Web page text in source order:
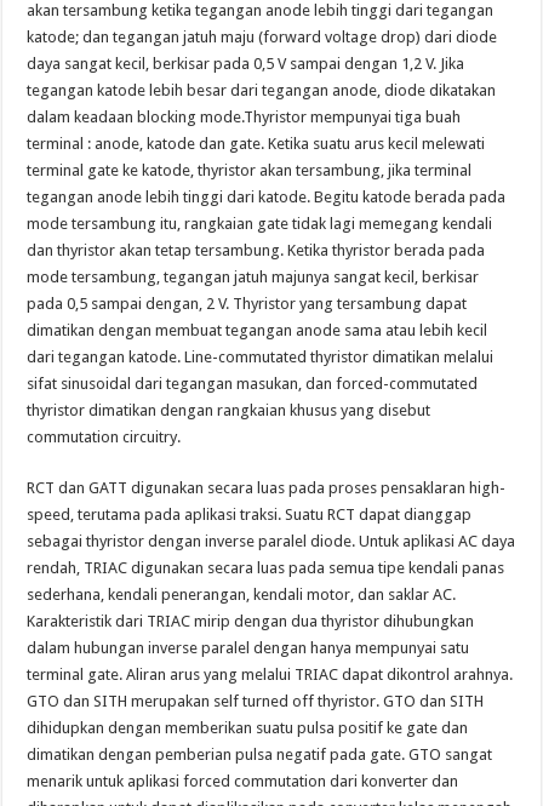
akan tersambung ketika tegangan anode lebih tinggi dari tegangan
katode; dan tegangan jatuh maju (forward voltage drop) dari diode
daya sangat kecil, berkisar pada 0,5 V sampai dengan 1,2 V. Jika
tegangan katode lebih besar dari tegangan anode, diode dikatakan
dalam keadaan blocking mode.Thyristor mempunyai tiga buah
terminal : anode, katode dan gate. Ketika suatu arus kecil melewati
terminal gate ke katode, thyristor akan tersambung, jika terminal
tegangan anode lebih tinggi dari katode. Begitu katode berada pada
mode tersambung itu, rangkaian gate tidak lagi memegang kendali
dan thyristor akan tetap tersambung. Ketika thyristor berada pada
mode tersambung, tegangan jatuh majunya sangat kecil, berkisar
pada 0,5 sampai dengan, 2 V. Thyristor yang tersambung dapat
dimatikan dengan membuat tegangan anode sama atau lebih kecil
dari tegangan katode. Line-commutated thyristor dimatikan melalui
sifat sinusoidal dari tegangan masukan, dan forced-commutated
thyristor dimatikan dengan rangkaian khusus yang disebut
commutation circuitry.
RCT dan GATT digunakan secara luas pada proses pensaklaran high-
speed, terutama pada aplikasi traksi. Suatu RCT dapat dianggap
sebagai thyristor dengan inverse paralel diode. Untuk aplikasi AC daya
rendah, TRIAC digunakan secara luas pada semua tipe kendali panas
sederhana, kendali penerangan, kendali motor, dan saklar AC.
Karakteristik dari TRIAC mirip dengan dua thyristor dihubungkan
dalam hubungan inverse paralel dengan hanya mempunyai satu
terminal gate. Aliran arus yang melalui TRIAC dapat dikontrol arahnya.
GTO dan SITH merupakan self turned off thyristor. GTO dan SITH
dihidupkan dengan memberikan suatu pulsa positif ke gate dan
dimatikan dengan pemberian pulsa negatif pada gate. GTO sangat
menarik untuk aplikasi forced commutation dari konverter dan